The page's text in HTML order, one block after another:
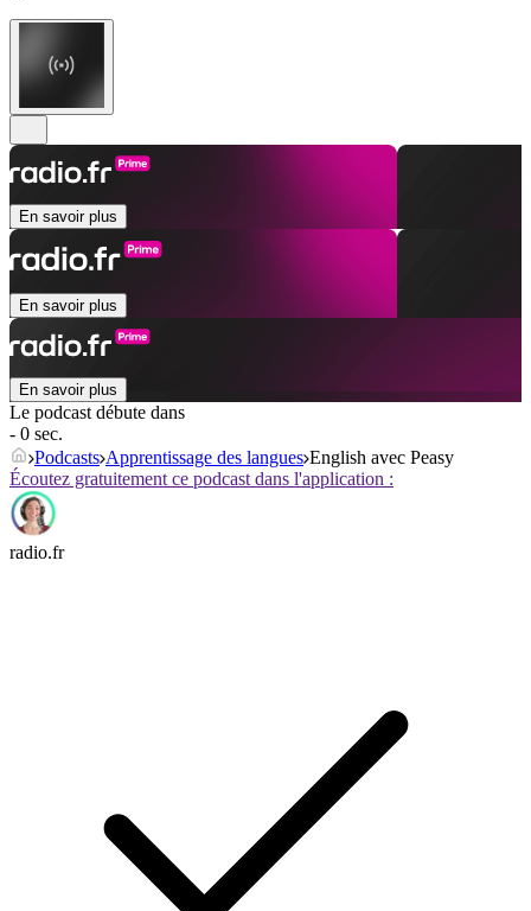
En savoir plus
En savoir plus
En savoir plus
Le podcast débute dans
- 0 sec.
Podcasts Apprentissage des langues English avec Peasy
Écoutez gratuitement ce podcast dans l'application :
radio.fr